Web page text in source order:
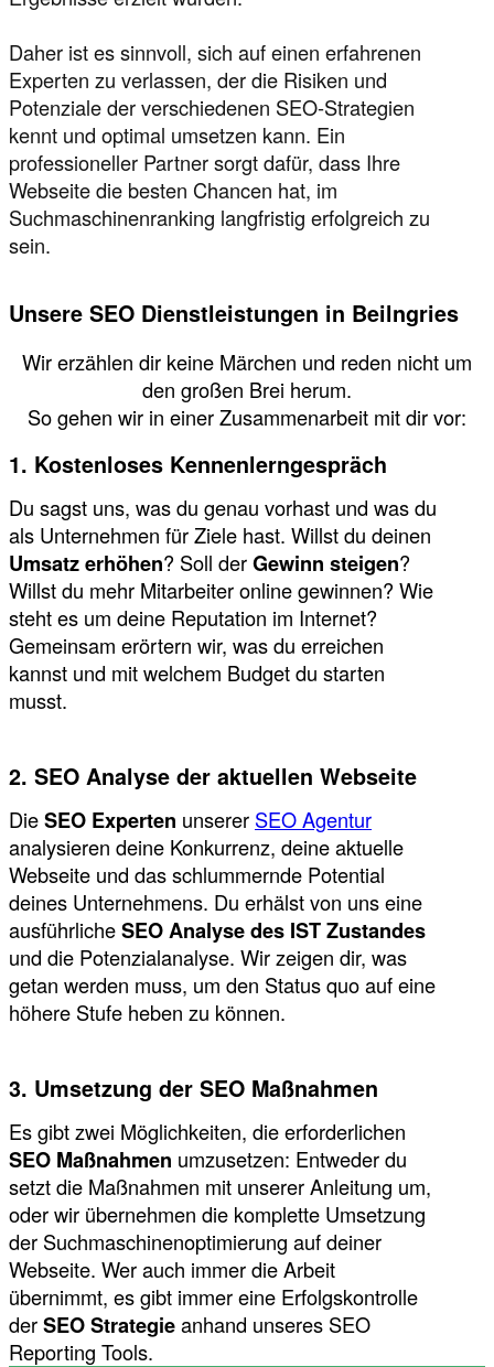
Daher ist es sinnvoll, sich auf einen erfahrenen
Experten zu verlassen, der die Risiken und
Potenziale der verschiedenen SEO-Strategien
kennt und optimal umsetzen kann. Ein
professioneller Partner sorgt dafür, dass Ihre
Webseite die besten Chancen hat, im
Suchmaschinenranking langfristig erfolgreich zu
sein.
Unsere SEO Dienstleistungen in Beilngries
Wir erzählen dir keine Märchen und reden nicht um
den großen Brei herum.
So gehen wir in einer Zusammenarbeit mit dir vor:
1. Kostenloses Kennenlerngespräch
Du sagst uns, was du genau vorhast und was du
als Unternehmen für Ziele hast. Willst du deinen
Umsatz erhöhen? Soll derGewinn steigen?
Willst du mehr Mitarbeiter online gewinnen? Wie
steht es um deine Reputation im Internet?
Gemeinsam erörtern wir, was du erreichen
kannst und mit welchem Budget du starten
musst.
2. SEO Analyse der aktuellen Webseite
DieSEO Experten unserer SEO Agentur
analysieren deine Konkurrenz, deine aktuelle
Webseite und das schlummernde Potential
deines Unternehmens. Du erhälst von uns eine
ausführlicheSEO Analyse des IST Zustandes
und die Potenzialanalyse. Wir zeigen dir, was
getan werden muss, um den Status quo auf eine
höhere Stufe heben zu können.
3. Umsetzung der SEO Maßnahmen
Es gibt zwei Möglichkeiten, die erforderlichen
SEO Maßnahmen umzusetzen: Entweder du
setzt die Maßnahmen mit unserer Anleitung um,
oder wir übernehmen die komplette Umsetzung
der Suchmaschinenoptimierung auf deiner
Webseite. Wer auch immer die Arbeit
übernimmt, es gibt immer eine Erfolgskontrolle
derSEO Strategieanhand unseres SEO
Reporting Tools.